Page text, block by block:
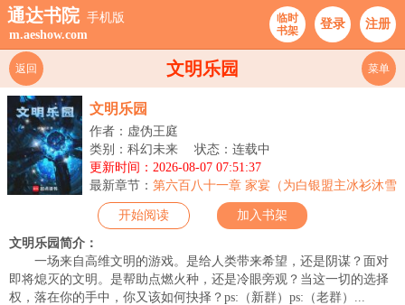
通达书院 手机版
m.aeshow.com
临时
书架
登录 注册
文明乐园
返回 菜单
文明乐园
作者：虚伪王庭
类别：科幻未来
状态：连载中
更新时间：2026-08-07 07:51:37
最新章节： 第六百八十一章 家宴（为白银盟主冰衫沐雪
加更）（四合一）
开始阅读
加入书架
文明乐园简介：
一场来自高维文明的游戏。是给人类带来希望，还是阴谋？面对
即将熄灭的文明。是帮助点燃火种，还是冷眼旁观？当这一切的选择
权，落在你的手中，你又该如何抉择？ps:（新群）ps:（老群）...